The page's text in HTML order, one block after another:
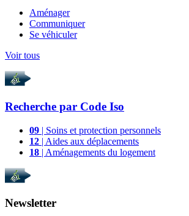
Aménager
Communiquer
Se véhiculer
Voir tous
Recherche par Code Iso
09 | Soins et protection personnels
12 | Aides aux déplacements
18 | Aménagements du logement
Newsletter